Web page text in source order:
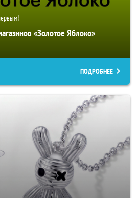
«Золотое Яблоко»
ПОДРОБНЕЕ